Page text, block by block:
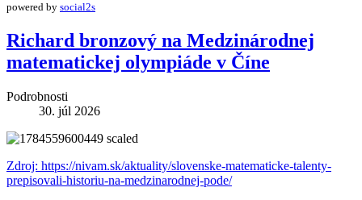
powered by social2s
Richard bronzový na Medzinárodnej
matematickej olympiáde v Číne
Podrobnosti
30. júl 2026
Zdroj: https://nivam.sk/aktuality/slovenske-matematicke-talenty-
prepisovali-historiu-na-medzinarodnej-pode/